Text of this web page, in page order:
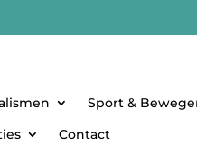
Sport &
Contact